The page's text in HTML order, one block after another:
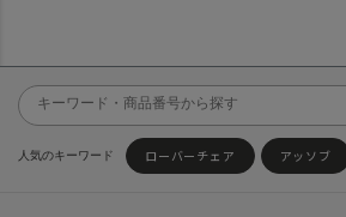
ローバーチェア アッソブ